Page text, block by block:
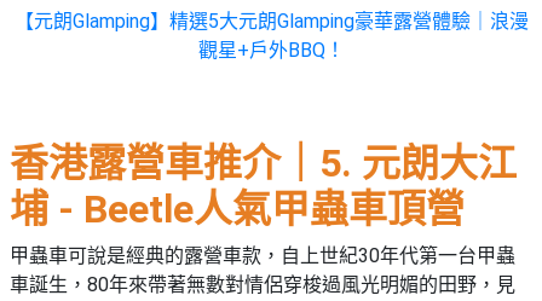
【元朗Glamping】精選5大元朗Glamping豪華露營體驗｜浪漫
觀星+戶外BBQ！
香港露營車推介｜5. 元朗大江
埔 - Beetle人氣甲蟲車頂營
甲蟲車可說是經典的露營車款，自上世紀30年代第一台甲蟲
車誕生，80年來帶著無數對情侶穿梭過風光明媚的田野，見